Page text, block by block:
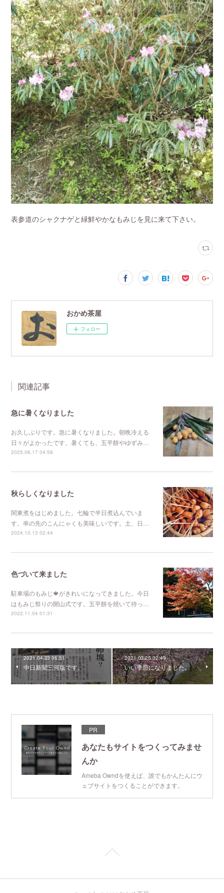
表参道のシャクナゲと緑鮮やかなもみじを見に来て下さい。
おかめ茶屋
フォロー
関連記事
急に暑くなりました
お久しぶりです。急に暑くなりました。朝晩冷える
日々がよかったです。暑くても、五平餅やゆずみ…
2025.06.17 04:58
秋らしくなりました
関東煮をはじめました。七輪で半日煮込んでいま
す。串の先のこんにゃくも美味しいです。土、日…
2024.10.13 02:44
色づいて来ました
駐車場のもみじ🍁がきれいになってきました。今日
はもみじ祭りの開山式です。五平餅を焼いて待っ…
2022.11.04 01:31
2021.04.23 06:51
中日新聞三河版です。
2021.03.25 02:49
いい季節になりました。
PR
あなたもサイトをつくってみませ
んか
Ameba Owndを使えば、誰でもかんたんにウ
ェブサイトをつくることができます。